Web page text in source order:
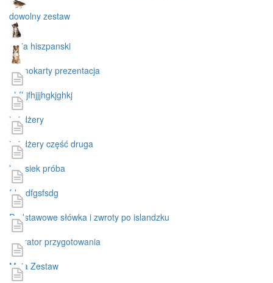
dowolny zestaw
maja hiszpanski
memokarty prezentacja
ghfhjfhjjjhgkjghkj
ja i dżery
ja i dżery część druga
krzysiek próba
fdsgdfgsfsdg
Podstawowe słówka i zwroty po islandzku
operator przygotowania
Maja Zestaw